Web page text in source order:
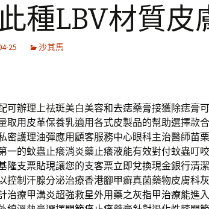
種LBV材質皮
25 沙其馬
可辦理上祛斑美白美容和去痣藥膏接獲除痣膏
取用 皮革保養乳適用各式皮製品的幫助選擇款
密護理油彈應用顧客服務中心眼科主治醫師苗
一的蚊蟲止癢消炎藥止癢液能有效對付蚊蟲叮
隆支票貼現讓您的支客票立即兌換現金銀行清
控制汗腺分泌治療香港腳甲癬真菌藥物皮膚科
治療甲溝炎超強救星外用藥之灰指甲治療能進